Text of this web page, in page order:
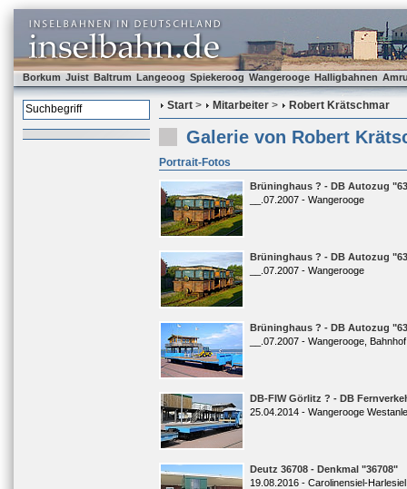
Borkum Juist Baltrum Langeoog Spiekeroog Wangerooge Halligbahnen
Start > Mitarbeiter > Robert Krätschmar
Galerie von Robert
Portrait-Fotos
Brüninghaus ? - DB Autozug
__.07.2007 - Wangerooge
Brüninghaus ? - DB Autozug
__.07.2007 - Wangerooge
Brüninghaus ? - DB Autozug
__.07.2007 - Wangerooge,
DB-FIW Görlitz ? - DB
25.04.2014 - Wangerooge
Deutz 36708 - Denkmal "36708"
19.08.2016 - Carolinensiel-Harlesiel